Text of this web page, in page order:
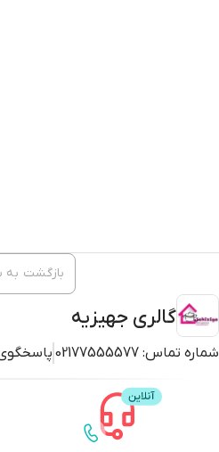
گالری جهیزیه
شماره تماس: 02177555577
بازگشت به